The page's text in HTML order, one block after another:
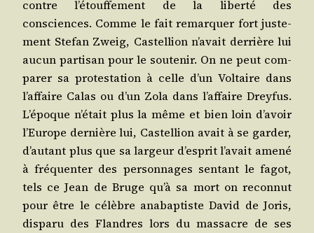
contre l’é­touf­fe­ment de la liber­té des
consciences. Comme le fait remar­quer fort jus­te­
ment Ste­fan Zweig, Cas­tel­lion n’a­vait der­rière lui
aucun par­ti­san pour le sou­te­nir. On ne peut com­
pa­rer sa pro­tes­ta­tion à celle d’un Vol­taire dans
l’af­faire Calas ou d’un Zola dans l’af­faire Drey­fus.
L’é­poque n’é­tait plus la même et bien loin d’a­voir
l’Eu­rope der­nière lui, Cas­tel­lion avait à se gar­der,
d’au­tant plus que sa lar­geur d’es­prit l’a­vait ame­né
à fré­quen­ter des per­son­nages sen­tant le fagot,
tels ce Jean de Bruge qu’à sa mort on recon­nut
pour être le célèbre ana­bap­tiste David de Joris,
dis­pa­ru des Flandres lors du mas­sacre de ses